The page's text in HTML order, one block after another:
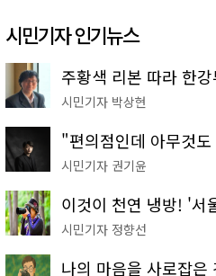
시민기자 인기뉴스
시민기자 박상현
시민기자 권기윤
시민기자 정향선